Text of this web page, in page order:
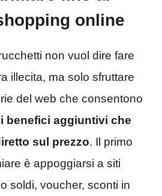
online
non vuol dire fare
illecita, ma solo sfruttare
del web che consentono
benefici aggiuntivi che
sul prezzo. Il primo
è appoggiarsi a siti
soldi, voucher, sconti in